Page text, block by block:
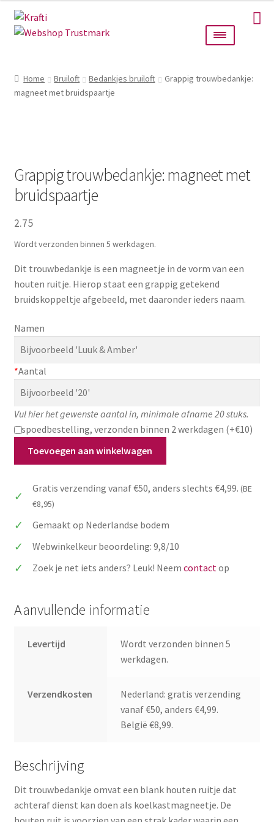
Ga
door
Ga
naar
Taarttoppers
Verlichting
Cadeautjes
Zakelijk
Maatwerk
Contact
Zoeken
naar:
Home Bruiloft Bedankjes bruiloft
Grappig trouwbedankje:
magneet met bruidspaartje
Grappig trouwbedankje: magneet met
bruidspaartje
2.75
Wordt verzonden binnen 5 werkdagen.
Dit trouwbedankje is een magneetje in de vorm van een
houten ruitje. Hierop staat een grappig getekend
bruidskoppeltje afgebeeld, met daaronder ieders naam.
Namen
*Aantal
Vul hier het gewenste aantal in, minimale afname 20 stuks.
spoedbestelling, verzonden binnen 2 werkdagen (+€10)
trouwbedankje:
bruidspaartje
aantal
Toevoegen aan winkelwagen
Gratis verzending vanaf €50, anders slechts €4,99. (BE
€8,95)
Gemaakt op Nederlandse bodem
Webwinkelkeur beoordeling: 9,8/10
Zoek je net iets anders? Leuk! Neem contact op
Aanvullende informatie
Levertijd
Wordt verzonden binnen 5
werkdagen.
Verzendkosten
Nederland: gratis verzending
vanaf €50, anders €4,99.
België €8,99.
Beschrijving
Dit trouwbedankje omvat een blank houten ruitje dat
achteraf dienst kan doen als koelkastmagneetje. De